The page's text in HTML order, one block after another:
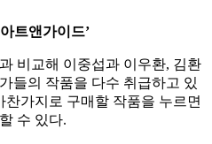
트앤가이드’
비교해 이중섭과 이우환, 김환
들의 작품을 다수 취급하고 있
가지로 구매할 작품을 누르면
수 있다.